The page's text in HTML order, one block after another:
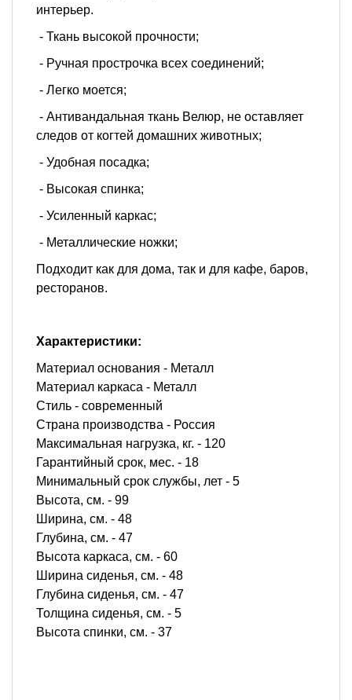
интерьер.
- Ткань высокой прочности;
- Ручная прострочка всех соединений;
- Легко моется;
- Антивандальная ткань Велюр, не оставляет
следов от когтей домашних животных;
- Удобная посадка;
- Высокая спинка;
- Усиленный каркас;
- Металлические ножки;
Подходит как для дома, так и для кафе, баров,
ресторанов.
Характеристики:
Материал основания - Металл
Материал каркаса - Металл
Стиль - современный
Страна производства - Россия
Максимальная нагрузка, кг. - 120
Гарантийный срок, мес. - 18
Минимальный срок службы, лет - 5
Высота, см. - 99
Ширина, см. - 48
Глубина, см. - 47
Высота каркаса, см. - 60
Ширина сиденья, см. - 48
Глубина сиденья, см. - 47
Толщина сиденья, см. - 5
Высота спинки, см. - 37